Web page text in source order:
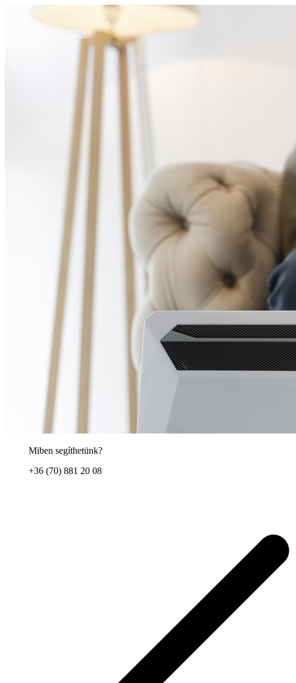
Miben segíthetünk?
+36 (70) 881 20 08